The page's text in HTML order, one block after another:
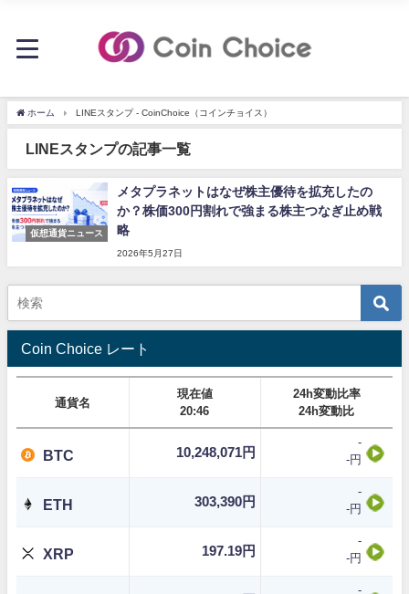
ホーム LINEスタンプ - CoinChoice（コインチョイス）
LINEスタンプの記事一覧
仮想通貨ニュース
メタプラネットはなぜ株主優待を拡充したの
か？株価300円割れで強まる株主つなぎ止め戦
略
2026年5月27日
Coin Choice レート
通貨名
現在値
20:46
24h変動比率
24h変動比
BTC 10,248,071円
-
-円
ETH 303,390円
-
-円
XRP 197.19円
-
-円
-